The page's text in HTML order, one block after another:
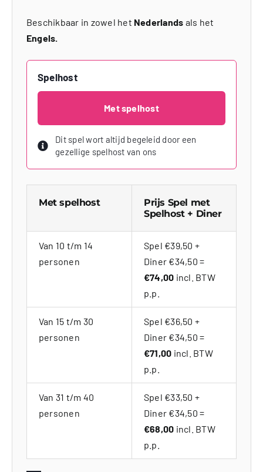
Beschikbaar in zowel het Nederlands als het
Engels.
Spelhost
Met spelhost
Dit spel wort altijd begeleid door een
gezellige spelhost van ons
Met spelhost
Prijs Spel met
Spelhost + Diner
Van 10 t/m 14
personen
Spel €39,50 +
Diner €34,50 =
€74,00 incl. BTW
p.p.
Van 15 t/m 30
personen
Spel €36,50 +
Diner €34,50 =
€71,00 incl. BTW
p.p.
Van 31 t/m 40
personen
Spel €33,50 +
Diner €34,50 =
€68,00 incl. BTW
p.p.